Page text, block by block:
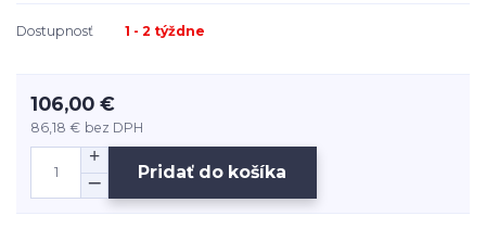
Dostupnosť 1 - 2 týždne
106,00 €
86,18 € bez DPH
Pridať do košíka